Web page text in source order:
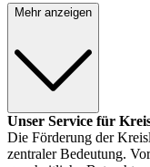
Mehr anzeigen
Unser Service für
Die Förderung der
zentraler Bedeutung.